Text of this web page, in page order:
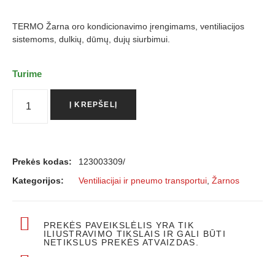
TERMO Žarna oro kondicionavimo įrengimams, ventiliacijos
sistemoms, dulkių, dūmų, dujų siurbimui.
Turime
Į KREPŠELĮ
Prekės kodas:
123003309/
Kategorijos:
Ventiliacijai ir pneumo transportui Žarnos
PREKĖS PAVEIKSLĖLIS YRA TIK
ILIUSTRAVIMO TIKSLAIS IR GALI BŪTI
NETIKSLUS PREKĖS ATVAIZDAS.